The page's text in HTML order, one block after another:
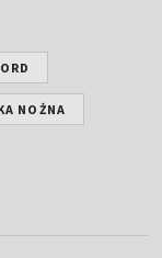
NOŻNA